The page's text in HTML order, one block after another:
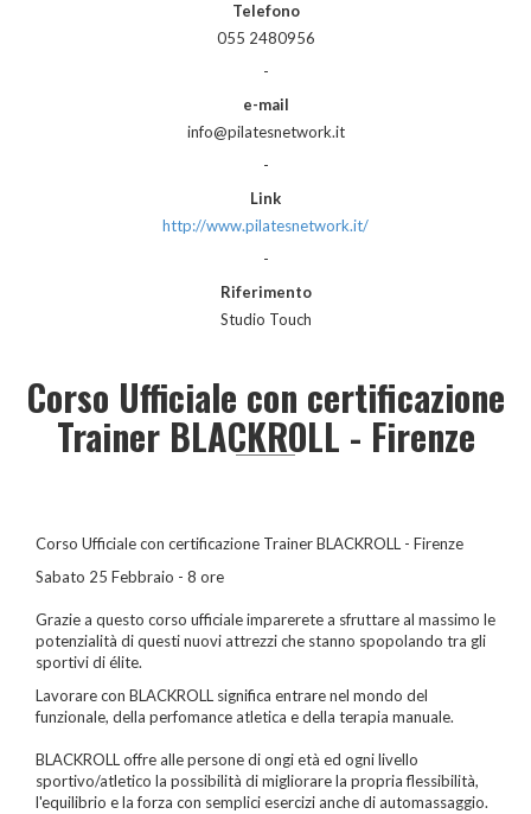
Telefono
055 2480956
-
e-mail
info@pilatesnetwork.it
-
Link
http://www.pilatesnetwork.it/
-
Riferimento
Studio Touch
Corso Ufficiale con certificazione
Trainer BLACKROLL - Firenze
Corso Ufficiale con certificazione Trainer BLACKROLL - Firenze
Sabato 25 Febbraio - 8 ore
Grazie a questo corso ufficiale imparerete a sfruttare al massimo le
potenzialità di questi nuovi attrezzi che stanno spopolando tra gli
sportivi di élite.
Lavorare con BLACKROLL significa entrare nel mondo del
funzionale, della perfomance atletica e della terapia manuale.
BLACKROLL offre alle persone di ongi età ed ogni livello
sportivo/atletico la possibilità di migliorare la propria flessibilità,
l'equilibrio e la forza con semplici esercizi anche di automassaggio.